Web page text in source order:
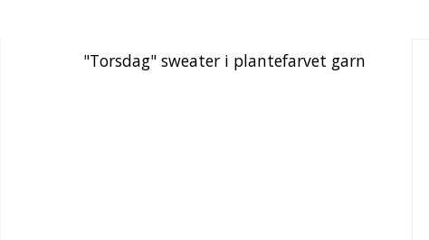
"Torsdag" sweater i plantefarvet garn